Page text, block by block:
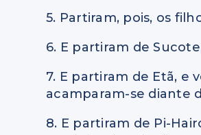
5. Partiram, pois, os
6. E partiram de
7. E partiram de Etã, e
acamparam-se diante
8. E partiram de Pi-